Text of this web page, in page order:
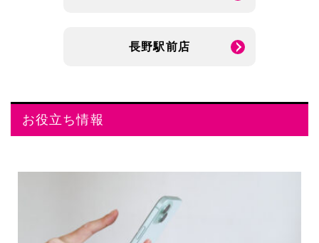
長野駅前店
お役立ち情報